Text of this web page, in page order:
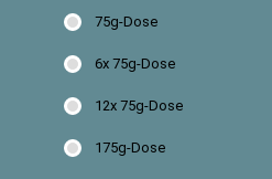
75g-Dose
6x 75g-Dose
12x 75g-Dose
175g-Dose